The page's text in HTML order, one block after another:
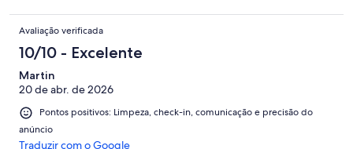
Avaliação verificada
10/10 - Excelente
Martin
20 de abr. de 2026
Pontos positivos: Limpeza, check-in, comunicação e precisão do
anúncio
Traduzir com o Google